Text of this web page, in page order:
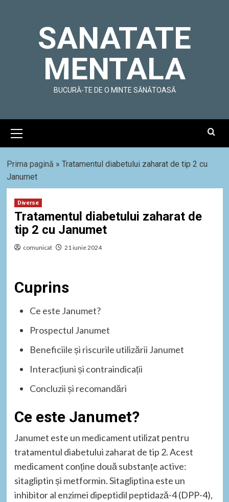
SANATATE
MENTALA
BUCURĂ-TE DE O MINTE SĂNĂTOASĂ
Menu
Prima pagină » Tratamentul diabetului zaharat de tip 2 cu
Janumet
Diverse
Tratamentul diabetului zaharat de
tip 2 cu Janumet
comunicat 21 iunie 2024
Cuprins
Ce este Janumet?
Prospectul Janumet
Beneficiile și riscurile utilizării Janumet
Interacțiuni și contraindicații
Concluzii și recomandări
Ce este Janumet?
Janumet este un medicament utilizat pentru
tratamentul diabetului zaharat de tip 2. Acest
medicament conține două substanțe active:
sitagliptin și metformin. Sitagliptina este un
inhibitor al enzimei dipeptidil peptidază-4 (DPP-4),